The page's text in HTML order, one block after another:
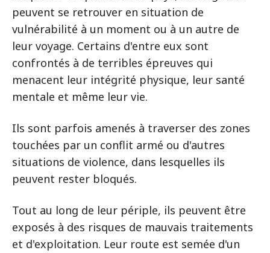
peuvent se retrouver en situation de
vulnérabilité à un moment ou à un autre de
leur voyage. Certains d'entre eux sont
confrontés à de terribles épreuves qui
menacent leur intégrité physique, leur santé
mentale et même leur vie.
Ils sont parfois amenés à traverser des zones
touchées par un conflit armé ou d'autres
situations de violence, dans lesquelles ils
peuvent rester bloqués.
Tout au long de leur périple, ils peuvent être
exposés à des risques de mauvais traitements
et d'exploitation. Leur route est semée d'un